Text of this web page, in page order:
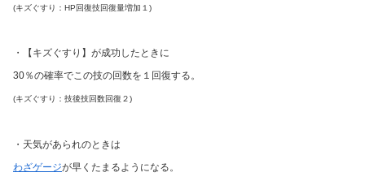
(キズぐすり：HP回復技回復量増加１)
・【キズぐすり】が成功したときに
30％の確率でこの技の回数を１回復する。
(キズぐすり：技後技回数回復２)
・天気があられのときは
わざゲージが早くたまるようになる。